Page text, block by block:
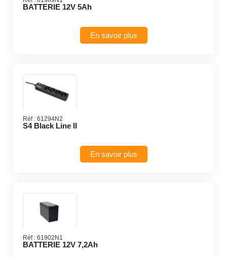
BATTERIE 12V 5Ah
En savoir plus
Réf : 61294N2
S4 Black Line II
En savoir plus
Réf : 61902N1
BATTERIE 12V 7,2Ah